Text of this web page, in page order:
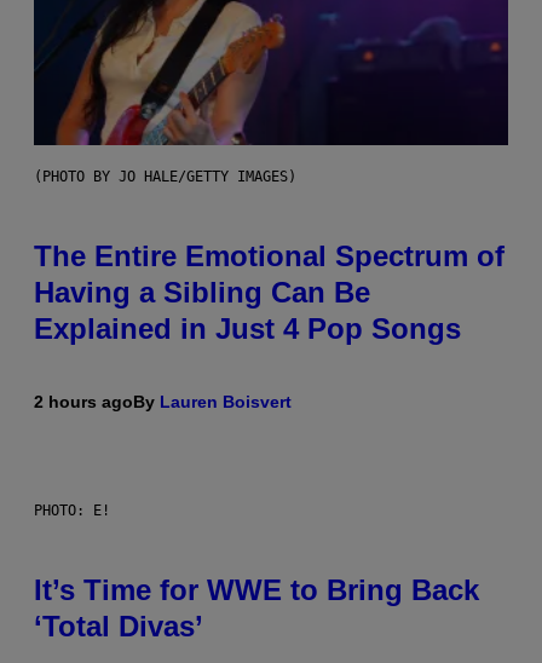
(PHOTO BY JO HALE/GETTY IMAGES)
The Entire Emotional Spectrum of
Having a Sibling Can Be
Explained in Just 4 Pop Songs
2 hours agoBy Lauren Boisvert
PHOTO: E!
It’s Time for WWE to Bring Back
‘Total Divas’